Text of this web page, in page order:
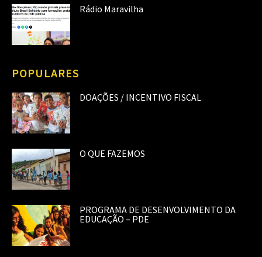
Rádio Maravilha
POPULARES
DOAÇÕES / INCENTIVO FISCAL
O QUE FAZEMOS
PROGRAMA DE DESENVOLVIMENTO DA
EDUCAÇÃO – PDE